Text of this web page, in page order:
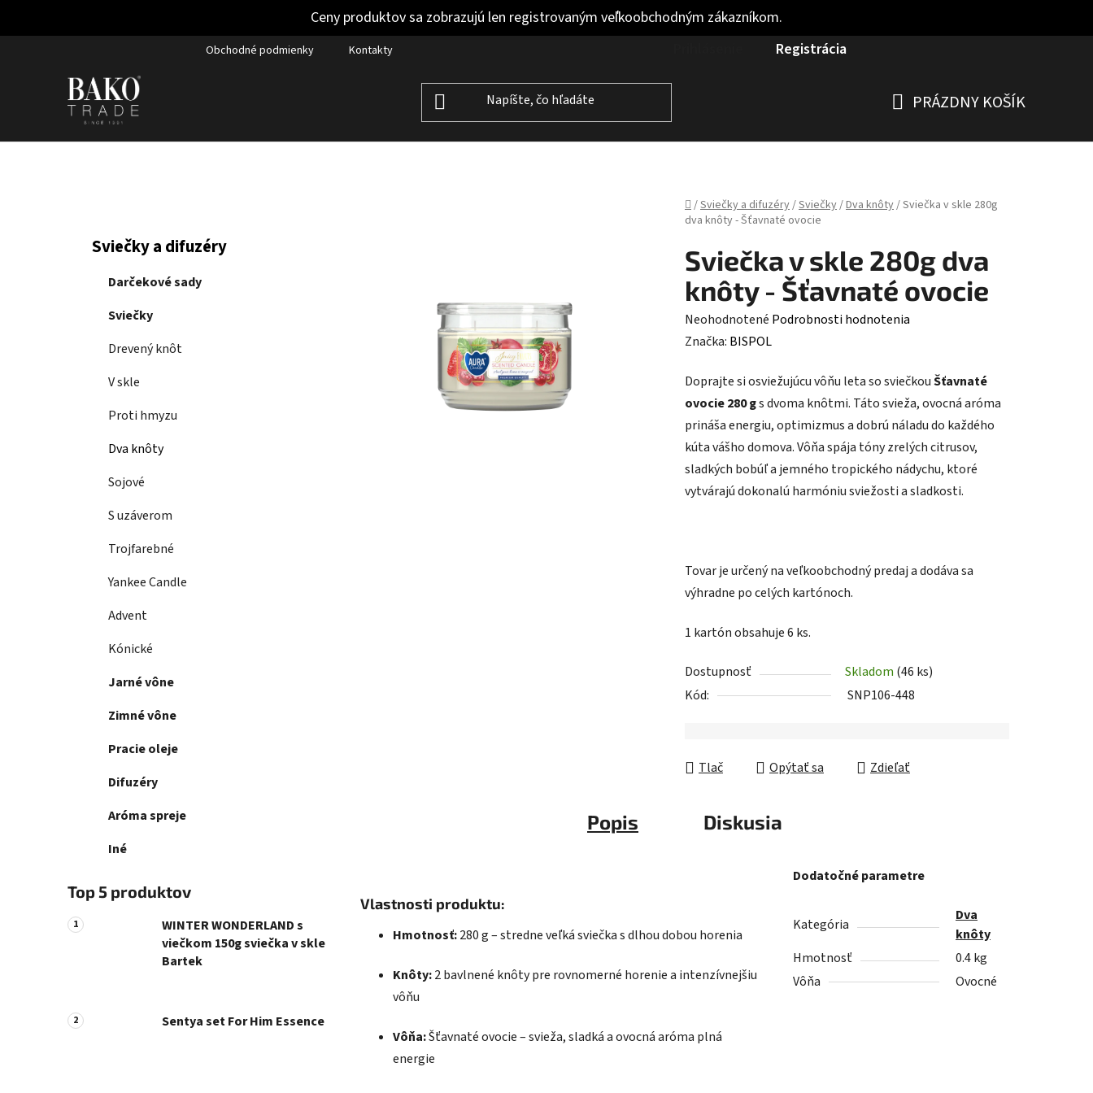
Ceny produktov sa zobrazujú len registrovaným veľkoobchodným zákazníkom.
Obchodné podmienky Kontakty Registrácia
PRÁZDNY KOŠÍK
Domov
/Sviečky a difuzéry/Sviečky/Dva knôty/Sviečka v skle 280g
dva knôty - Šťavnaté ovocie
Preskočiť
kategórie
Sviečky a difuzéry
Darčekové sady
Sviečky
Drevený knôt
V skle
Proti hmyzu
Dva knôty
Sojové
S uzáverom
Trojfarebné
Yankee Candle
Advent
Kónické
Jarné vône
Zimné vône
Pracie oleje
Difuzéry
Aróma spreje
Iné
Top 5 produktov
WINTER WONDERLAND s
viečkom 150g sviečka v skle
Bartek
Sentya set For Him Essence
Sviečka v skle 280g dva
knôty - Šťavnaté ovocie
Priemerné
hodnotenie
je
0,0
z
5
hviezdičiek.
Neohodnotené Podrobnosti hodnotenia
Značka: BISPOL
Doprajte si osviežujúcu vôňu leta so sviečkouŠťavnaté
ovocie 280 gs dvoma knôtmi. Táto svieža, ovocná aróma
prináša energiu, optimizmus a dobrú náladu do každého
kúta vášho domova. Vôňa spája tóny zrelých citrusov,
sladkých bobúľ a jemného tropického nádychu, ktoré
vytvárajú dokonalú harmóniu sviežosti a sladkosti.
Tovar je určený na veľkoobchodný predaj a dodáva sa
výhradne po celých kartónoch.
1 kartón obsahuje 6 ks.
Dostupnosť Skladom (46 ks)
Kód:
SNP106-448
Tlač Opýtať sa Zdieľať
Popis Diskusia
Vlastnosti produktu:
Hmotnosť:280 g – stredne veľká sviečka s dlhou dobou horenia
Knôty:2 bavlnené knôty pre rovnomerné horenie a intenzívnejšiu
vôňu
Vôňa:Šťavnaté ovocie – svieža, sladká a ovocná aróma plná
energie
Dodatočné parametre
Kategória
Dva
knôty
Hmotnosť
0.4 kg
Vôňa
Ovocné